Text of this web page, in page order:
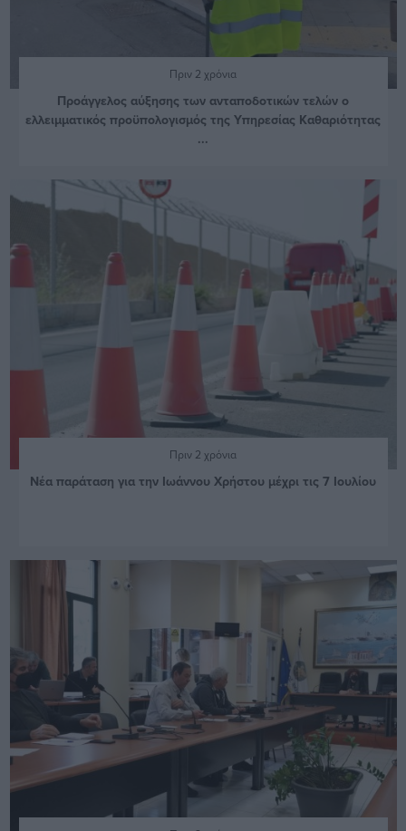
Πριν 2 χρόνια
Προάγγελος αύξησης των ανταποδοτικών τελών ο
ελλειμματικός προϋπολογισμός της Υπηρεσίας Καθαριότητας
...
Πριν 2 χρόνια
Νέα παράταση για την Ιωάννου Χρήστου μέχρι τις 7 Ιουλίου